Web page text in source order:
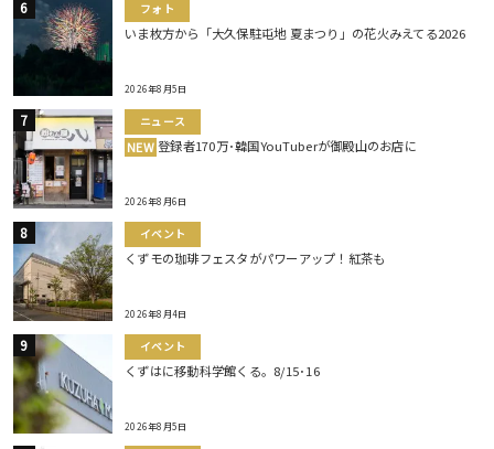
フォト
いま枚方から「大久保駐屯地 夏まつり」の花火みえてる2026
2026年8月5日
ニュース
NEW 登録者170万･韓国YouTuberが御殿山のお店に
2026年8月6日
イベント
くずモの珈琲フェスタがパワーアップ！紅茶も
2026年8月4日
イベント
くずはに移動科学館くる。8/15･16
2026年8月5日